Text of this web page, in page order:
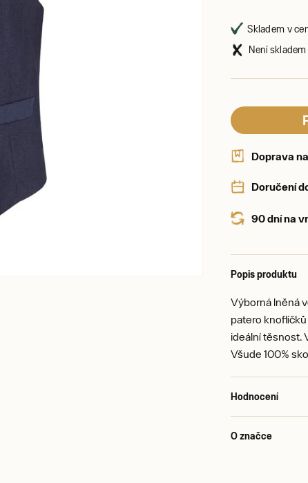
Skladem v
Není
Doprava
Doručení
90 dní na
Popis produktu
Výborná lněná
patero
ideální těsnost.
Všude 100%
Hodnocení
O značce